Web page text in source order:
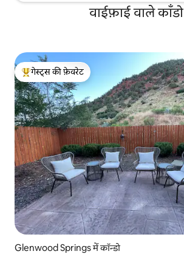
वाईफ़ाई वाले काँडो
गेस्ट्स का टॉप फ़ेवरेट
गेस्ट्स की फ़ेवरेट
Glenwood Springs में कॉन्डो